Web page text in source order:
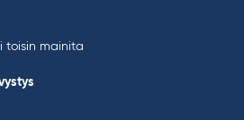
toisin mainita